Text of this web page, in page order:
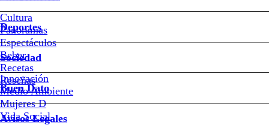
Cultura
Panoramas
Espectáculos
Beber
Recetas
Reseñas
Deportes
Sociedad
Innovación
Medio Ambiente
Mujeres D
Vida Social
Buen Dato
Avisos Legales
Franco
Parisi.
Nada
personalNotas relacionadas